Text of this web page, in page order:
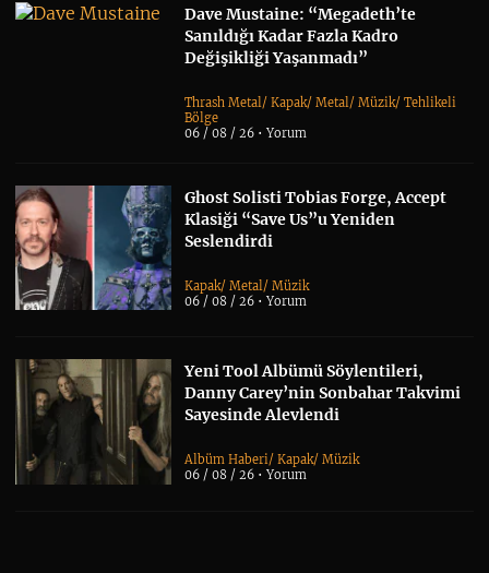
Dave Mustaine: “Megadeth’te
Sanıldığı Kadar Fazla Kadro
Değişikliği Yaşanmadı”
Thrash Metal/Kapak/Metal/Müzik/Tehlikeli
Bölge
06 / 08 / 26 •Yorum
Ghost Solisti Tobias Forge, Accept
Klasiği “Save Us”u Yeniden
Seslendirdi
Kapak/Metal/Müzik
06 / 08 / 26 •Yorum
Yeni Tool Albümü Söylentileri,
Danny Carey’nin Sonbahar Takvimi
Sayesinde Alevlendi
Albüm Haberi/Kapak/Müzik
06 / 08 / 26 •Yorum